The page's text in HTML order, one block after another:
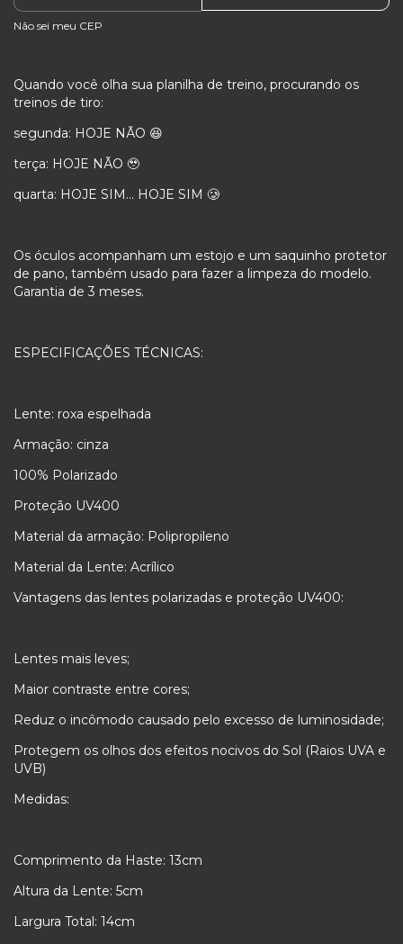
Não sei meu CEP
Quando você olha sua planilha de treino, procurando os
treinos de tiro:
segunda: HOJE NÃO 😆
terça: HOJE NÃO 🥹
quarta: HOJE SIM... HOJE SIM 🥲
Os óculos acompanham um estojo e um saquinho protetor
de pano, também usado para fazer a limpeza do modelo.
Garantia de 3 meses.
ESPECIFICAÇÕES TÉCNICAS:
Lente: roxa espelhada
Armação: cinza
100% Polarizado
Proteção UV400
Material da armação: Polipropileno
Material da Lente: Acrílico
Vantagens das lentes polarizadas e proteção UV400:
Lentes mais leves;
Maior contraste entre cores;
Reduz o incômodo causado pelo excesso de luminosidade;
Protegem os olhos dos efeitos nocivos do Sol (Raios UVA e
UVB)
Medidas:
Comprimento da Haste: 13cm
Altura da Lente: 5cm
Largura Total: 14cm